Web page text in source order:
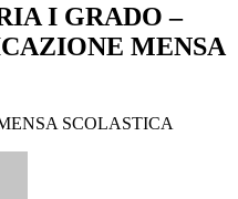
I GRADO –
MENSA
SCOLASTICA